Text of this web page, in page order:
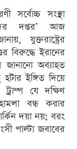
সর্বোচ্চ সংস্থা
দপ্তর’ আজ
যুক্তরাষ্ট্রের
বিরুদ্ধে ইরানের
জানানো অব্যাহত
ইঙ্গিত দিয়ে
যে দক্ষিণ
বন্ধ করার
দয়া নয়; বরং
পাল্টা জবাবের